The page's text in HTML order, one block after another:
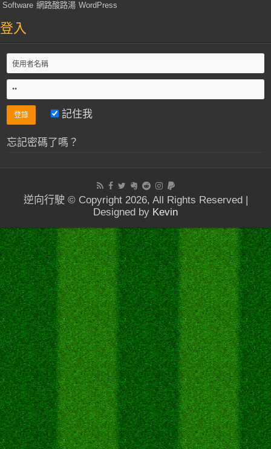
Software 網路酸路湯 WordPress
登入
記住我
忘記密碼了嗎？
逆向行駛 © Copyright 2026, All Rights Reserved |
Designed by Kevin